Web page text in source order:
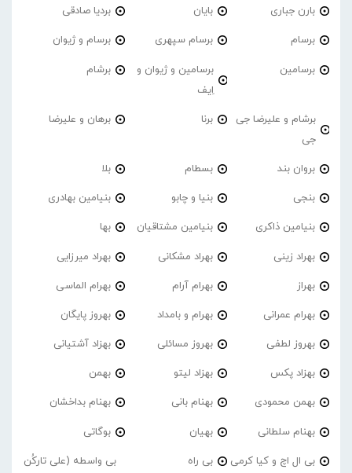
بارن جباری بایان بردیا صادقی
برسام برسام سپهری برسام و ژیوان
برسامین
برسامین و ژیوان و
اِیف
برشام
برشام و علیرضا جی
جی
برنا برهان و علیرضا
بروان بند بسطام بلا
بنجی بنیا و چابو بنیامین بهادری
بنیامین ذاکری بنیامین مشتاقیان بها
بهراد زینی بهراد مشکانی بهراد میرزایی
بهراز بهرام آرام بهرام الماسی
بهرام عمرانی بهرام و بامداد بهروز پایگان
بهروز لطفی بهروز مسائلی بهزاد آشتیانی
بهزاد پکس بهزاد لیتو بهمن
بهمن محمودی بهنام بانی بهنام بداخشان
بهنام سلطانی بهیان بوگاتی
بی ال اچ و کیا کرمی بی راه
بی واسطه (علی تارکُن